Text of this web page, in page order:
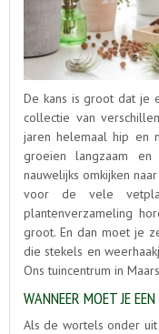
De kans is groot dat je
collectie van
jaren helemaal hip en
groeien langzaam
nauwelijks omkijken
voor de vele
plantenverzameling
groot. En dan moet je
die stekels en
Ons tuincentrum in
WANNEER MOET JE
Als de wortels onder